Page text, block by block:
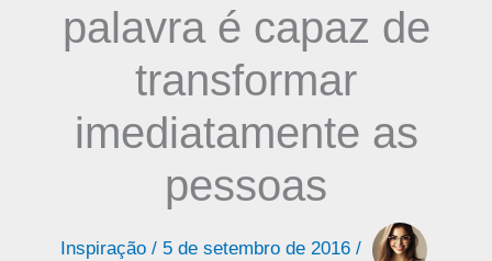
palavra é capaz de
transformar
imediatamente as
pessoas
Inspiração/ 5 de setembro de 2016 /